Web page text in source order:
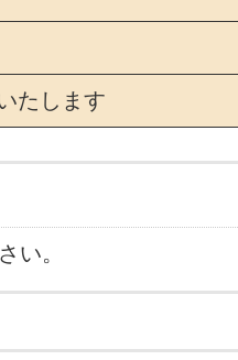
たします
い。